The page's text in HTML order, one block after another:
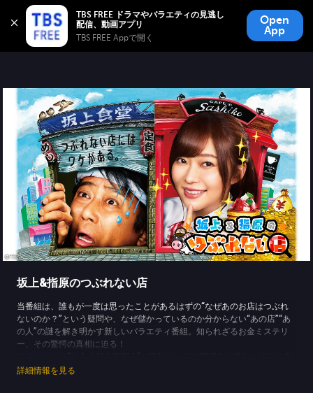
TBS FREE ドラマやバラエティの見逃し
TBS FREE Appで開く
Open
App
TBS FREE
無料見逃し配信
坂上&指原のつぶれない店
当番組は、誰もが一度は思ったことがあるはずの“なぜあのお店はつぶれ
ないのか？”という疑問や、なぜ儲かっているのか分からない“あの店”“あ
の人”の謎を解き明かす新しいバラエティ番組。知られざるお金ミステリ
ー、その驚愕の真相に迫る！
身の商売の裏話や成功・失敗談などを披露！
詳細情報を見る